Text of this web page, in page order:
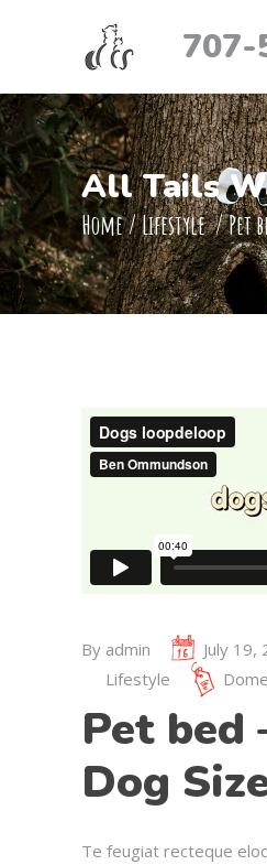
707-
All Tails
Home/Lifestyle/Pet
By admin July 19,
Lifestyle
Pet bed
Dog
Te feugiat recteque